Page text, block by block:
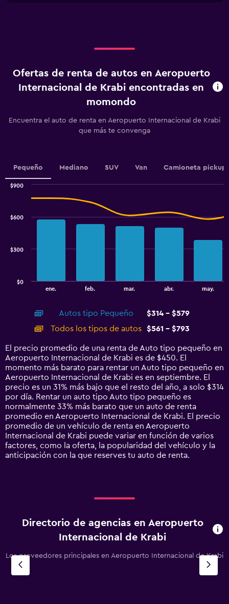
la
renta.
Range:
The
axis
displaying
values.
Range:
to
Ofertas de renta de autos en Aeropuerto
Internacional de Krabi encontradas en
momondo
Encuentra el auto de renta en Aeropuerto Internacional de Krabi
que más te convenga
Pequeño Mediano SUV Van Camioneta pickup
displaying
categories.
14
categories.
The
chart
has
1
Y
axis
displaying
values.
Range:
0
to
ene. feb. mar. abr. may.
$0
$300
$600
$900
Autos tipo Pequeño
$314 - $579
Todos los tipos de autos
$561 - $793
El precio promedio de una renta de Auto tipo pequeño en
Aeropuerto Internacional de Krabi es de $450. El
momento más barato para rentar un Auto tipo pequeño en
Aeropuerto Internacional de Krabi es en septiembre. El
precio es un 31% más bajo que el resto del año, a solo $314
por día. Rentar un auto tipo Auto tipo pequeño es
normalmente 33% más barato que un auto de renta
promedio en Aeropuerto Internacional de Krabi. El precio
promedio de un vehículo de renta en Aeropuerto
Internacional de Krabi puede variar en función de varios
factores, como la oferta, la popularidad del vehículo y la
anticipación con la que reserves tu auto de renta.
Directorio de agencias en Aeropuerto
Internacional de Krabi
Los proveedores principales en Aeropuerto Internacional de Krabi